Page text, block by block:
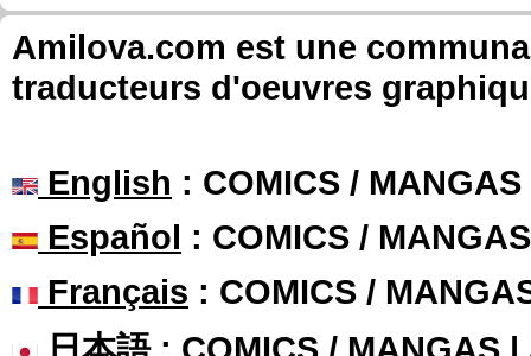
Amilova.com est une
traducteurs d'oeuvres
English : COMICS /
Español : COMICS /
Français : COMICS /